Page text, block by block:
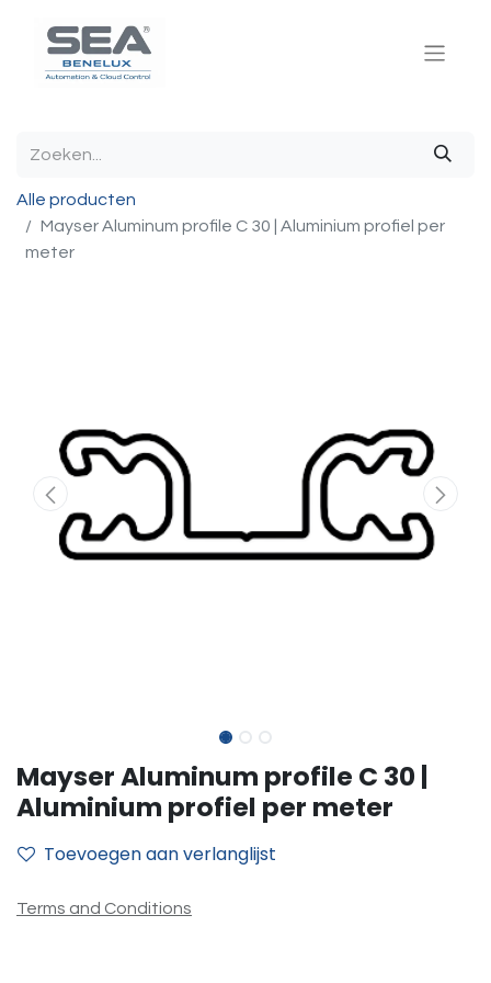
Alle producten
Mayser Aluminum profile C 30 | Aluminium profiel per
meter
Mayser Aluminum profile C 30 |
Aluminium profiel per meter
Toevoegen aan verlanglijst
Terms and Conditions